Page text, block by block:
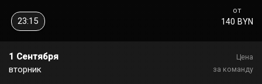
от
140 BYN
23:15
1 Сентября
вторник
Цена
за команду